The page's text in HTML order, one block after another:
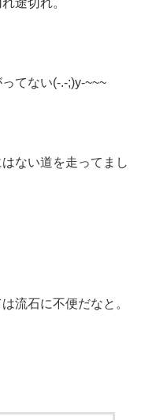
途切れ。
てない(-.-;)y-~~~
ない道を走ってまし
流石に不便だなと。